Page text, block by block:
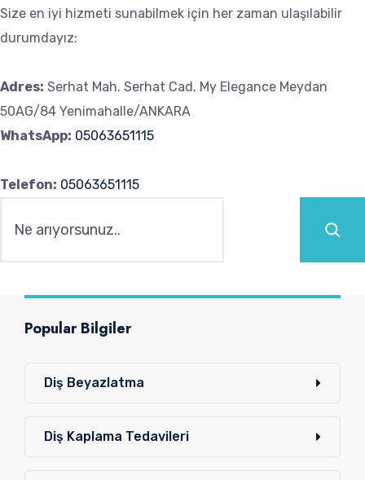
Size en iyi hizmeti sunabilmek için her zaman ulaşılabilir
durumdayız:
Adres: Serhat Mah. Serhat Cad. My Elegance Meydan
50AG/84 Yenimahalle/ANKARA
WhatsApp: 05063651115
Telefon: 05063651115
Popular Bilgiler
Diş Beyazlatma
Diş Kaplama Tedavileri